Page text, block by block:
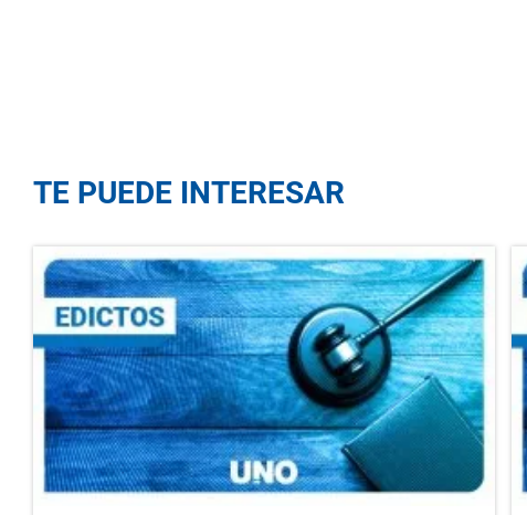
TE PUEDE INTERESAR